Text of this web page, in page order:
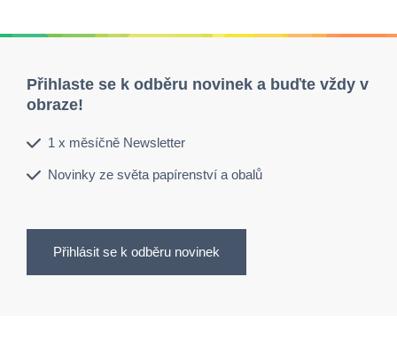
Přihlaste se k odběru novinek a buďte vždy v
obraze!
1 x měsíčně Newsletter
Novinky ze světa papírenství a obalů
Přihlásit se k odběru novinek